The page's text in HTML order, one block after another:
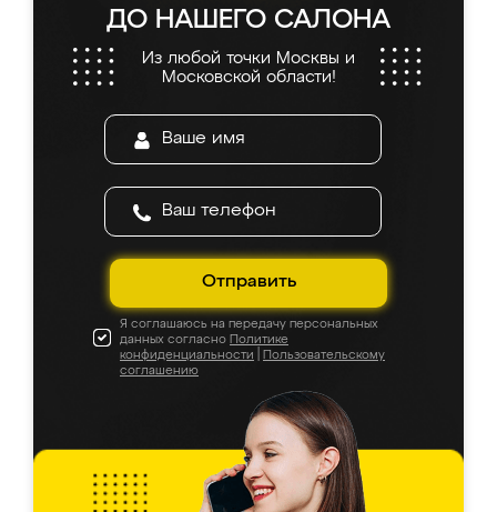
ДО НАШЕГО САЛОНА
Из любой точки Москвы и
Московской области!
Отправить
Я соглашаюсь на передачу персональных
данных согласно Политике
конфиденциальности
Пользовательскому
соглашению